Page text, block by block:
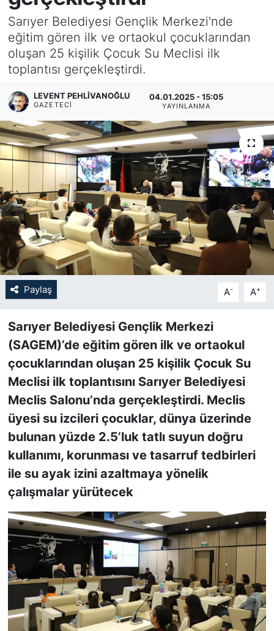
Sarıyer Belediyesi Gençlik Merkezi'nde
eğitim gören ilk ve ortaokul çocuklarından
oluşan 25 kişilik Çocuk Su Meclisi ilk
toplantısı gerçekleştirdi.
LEVENT PEHLIVANOĞLU
GAZETECI
04.01.2025 - 15:05
YAYINLANMA
Paylaş A- A+
Sarıyer Belediyesi Gençlik Merkezi
(SAGEM)’de eğitim gören ilk ve ortaokul
çocuklarından oluşan 25 kişilik Çocuk Su
Meclisi ilk toplantısını Sarıyer Belediyesi
Meclis Salonu’nda gerçekleştirdi. Meclis
üyesi su izcileri çocuklar, dünya üzerinde
bulunan yüzde 2.5’luk tatlı suyun doğru
kullanımı, korunması ve tasarruf tedbirleri
ile su ayak izini azaltmaya yönelik
çalışmalar yürütecek
KÖŞE YAZILARI
KÖŞE YAZILARI (Arşiv)
RÖPORTAJ
SAĞLIK
SARIYER HABERLERİ
SARIYER İMAR BARIŞI
SEKTÖR
SON DAKİKA HABERİ
SPOR
TEKNOLOJİ
TÜRKİYE VE DÜNYA GÜNDEMİ
VİDEO GALERİ
YAŞAM